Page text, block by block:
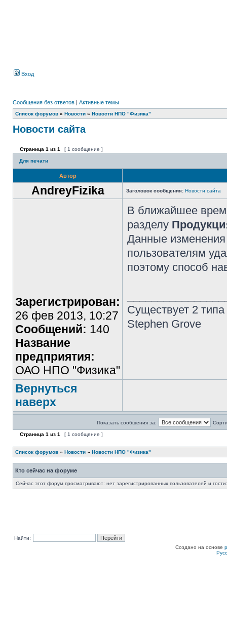
Вход
Сообщения без ответов | Активные темы
Список форумов » Новости » Новости НПО "Физика"
Новости сайта
Страница 1 из 1 [ 1 сообщение ]
Для печати
Автор
AndreyFizika Заголовок сообщения: Новости сайта
Зарегистрирован:
26 фев 2013, 10:27
Сообщений: 140
Название
предприятия:
ОАО НПО "Физика"
В ближайшее
разделу
Данные
пользователям
поэтому способ
Существует 2
Stephen Grove
Вернуться
наверх
Показать сообщения за:
Страница 1 из 1 [ 1 сообщение ]
Список форумов » Новости » Новости НПО "Физика"
Кто сейчас на форуме
Сейчас этот форум просматривают: нет зарегистрированных пользователей и
Найти:
Создано на основе